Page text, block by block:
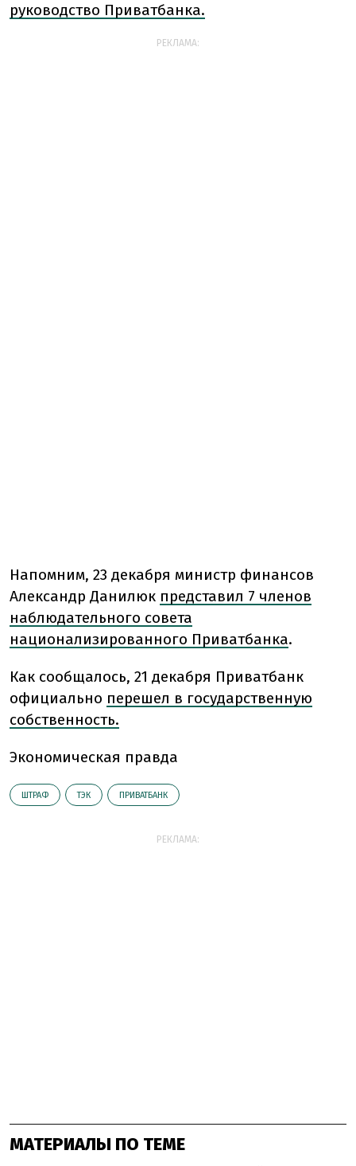
руководство Приватбанка.
РЕКЛАМА:
Напомним, 23 декабря министр финансов
Александр Данилюк представил 7 членов
наблюдательного совета
национализированного Приватбанка.
Как сообщалось, 21 декабря Приватбанк
официально перешел в государственную
собственность.
Экономическая правда
ШТРАФ ТЭК ПРИВАТБАНК
РЕКЛАМА:
МАТЕРИАЛЫ ПО ТЕМЕ